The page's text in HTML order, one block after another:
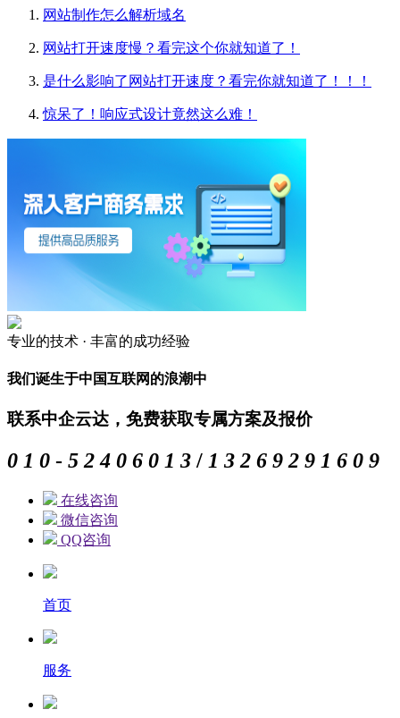
网站制作怎么解析域名
网站打开速度慢？看完这个你就知道了！
是什么影响了网站打开速度？看完你就知道了！！！
惊呆了！响应式设计竟然这么难！
专业的技术 · 丰富的成功经验
我们诞生于中国互联网的浪潮中
联系中企云达，免费获取专属方案及报价
0 1 0 - 5 2 4 0 6 0 1 3 / 1 3 2 6 9 2 9 1 6 0 9
在线咨询
微信咨询
QQ咨询
首页
服务